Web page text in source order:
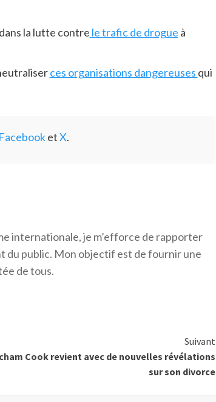
la lutte contre le trafic de drogue à
ces organisations dangereuses qui
FacebooketX.
internationale, je m’efforce de rapporter
du public. Mon objectif est de fournir une
de tous.
Suivant
Cook revient avec de nouvelles révélations
sur son divorce